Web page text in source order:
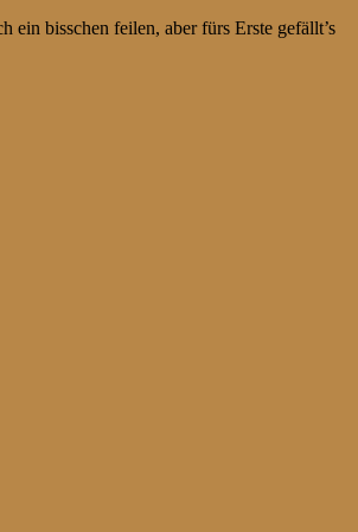
ein bisschen feilen, aber fürs Erste gefällt’s